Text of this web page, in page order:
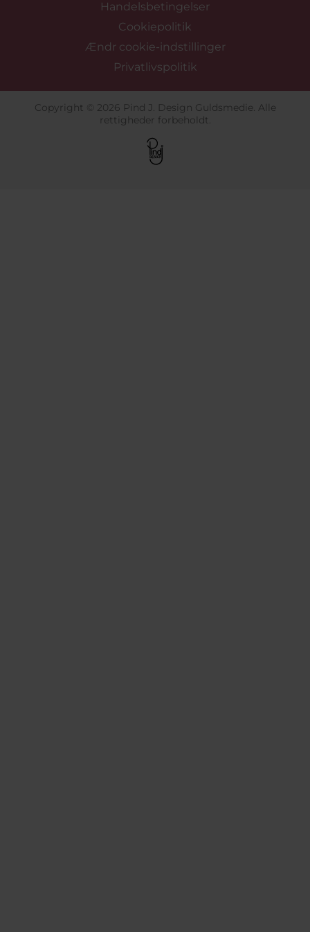
Handelsbetingelser
Cookiepolitik
Ændr cookie-indstillinger
Privatlivspolitik
Copyright © 2026 Pind J. Design Guldsmedie. Alle
rettigheder forbeholdt.